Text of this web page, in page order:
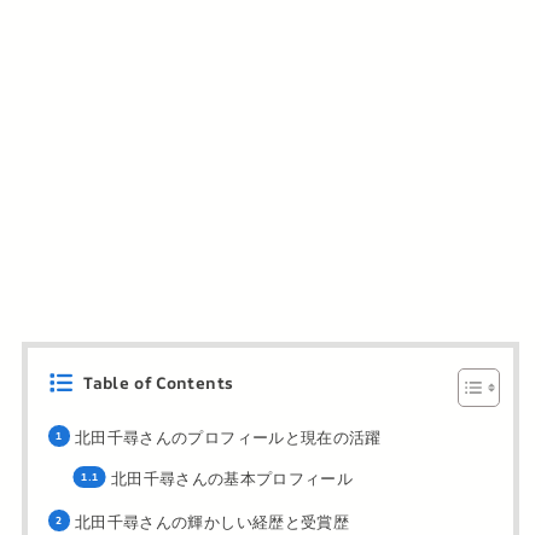
Table of Contents
北田千尋さんのプロフィールと現在の活躍
北田千尋さんの基本プロフィール
北田千尋さんの輝かしい経歴と受賞歴